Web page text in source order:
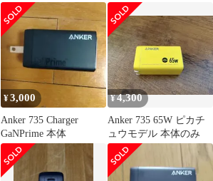
¥3,000
Anker 735 Charger
GaNPrime 本体
¥4,300
Anker 735 65W ピカチ
ュウモデル 本体のみ